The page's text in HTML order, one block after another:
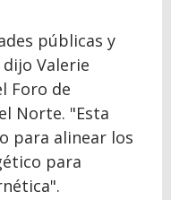
públicas y
Valerie
Foro de
Norte. "Esta
para alinear los
para